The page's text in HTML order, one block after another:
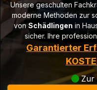
Unsere geschulten
moderne Methoden zur
vonSchädlingen in
sicher. Ihre
Garantierter
Zur